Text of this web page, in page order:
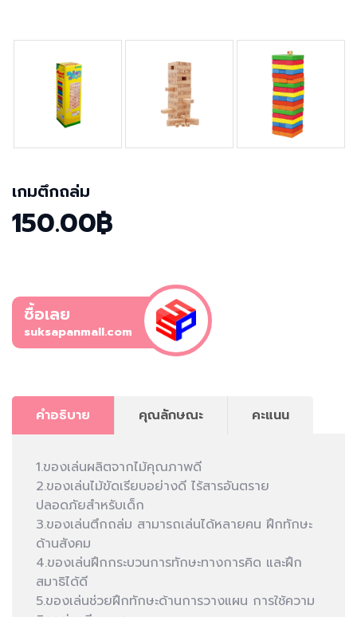
เกมตึกถล่ม
150.00฿
ซื้อเลย
suksapanmall.com
คำอธิบาย คุณลักษณะ คะแนน
1.ของเล่นผลิตจากไม้คุณภาพดี
2.ของเล่นไม้ขัดเรียบอย่างดี ไร้สารอันตราย
ปลอดภัยสำหรับเด็ก
3.ของเล่นตึกถล่ม สามารถเล่นได้หลายคน ฝึกทักษะ
ด้านสังคม
4.ของเล่นฝึกกระบวนการทักษะทางการคิด และฝึก
สมาธิได้ดี
5.ของเล่นช่วยฝึกทักษะด้านการวางแผน การใช้ความ